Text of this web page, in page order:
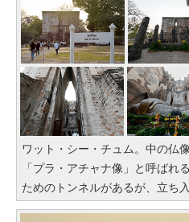
ワット・シー・チュム。中の仏
「プラ・アチャナ像」と呼ばれ
ためのトンネルがあるが、立ち